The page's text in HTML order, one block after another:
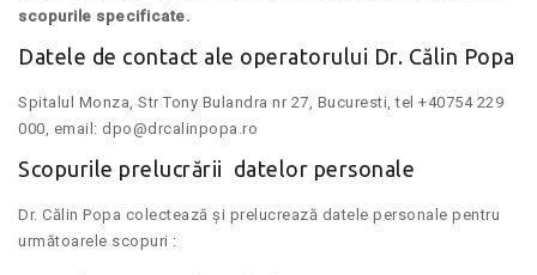
scopurile specificate.
Datele de contact ale operatorului Dr. Călin Popa
Spitalul Monza, Str Tony Bulandra nr 27, Bucuresti, tel +40754 229
000, email: dpo@drcalinpopa.ro
Scopurile prelucrării datelor personale
Dr. Călin Popa colectează și prelucrează datele personale pentru
următoarele scopuri :